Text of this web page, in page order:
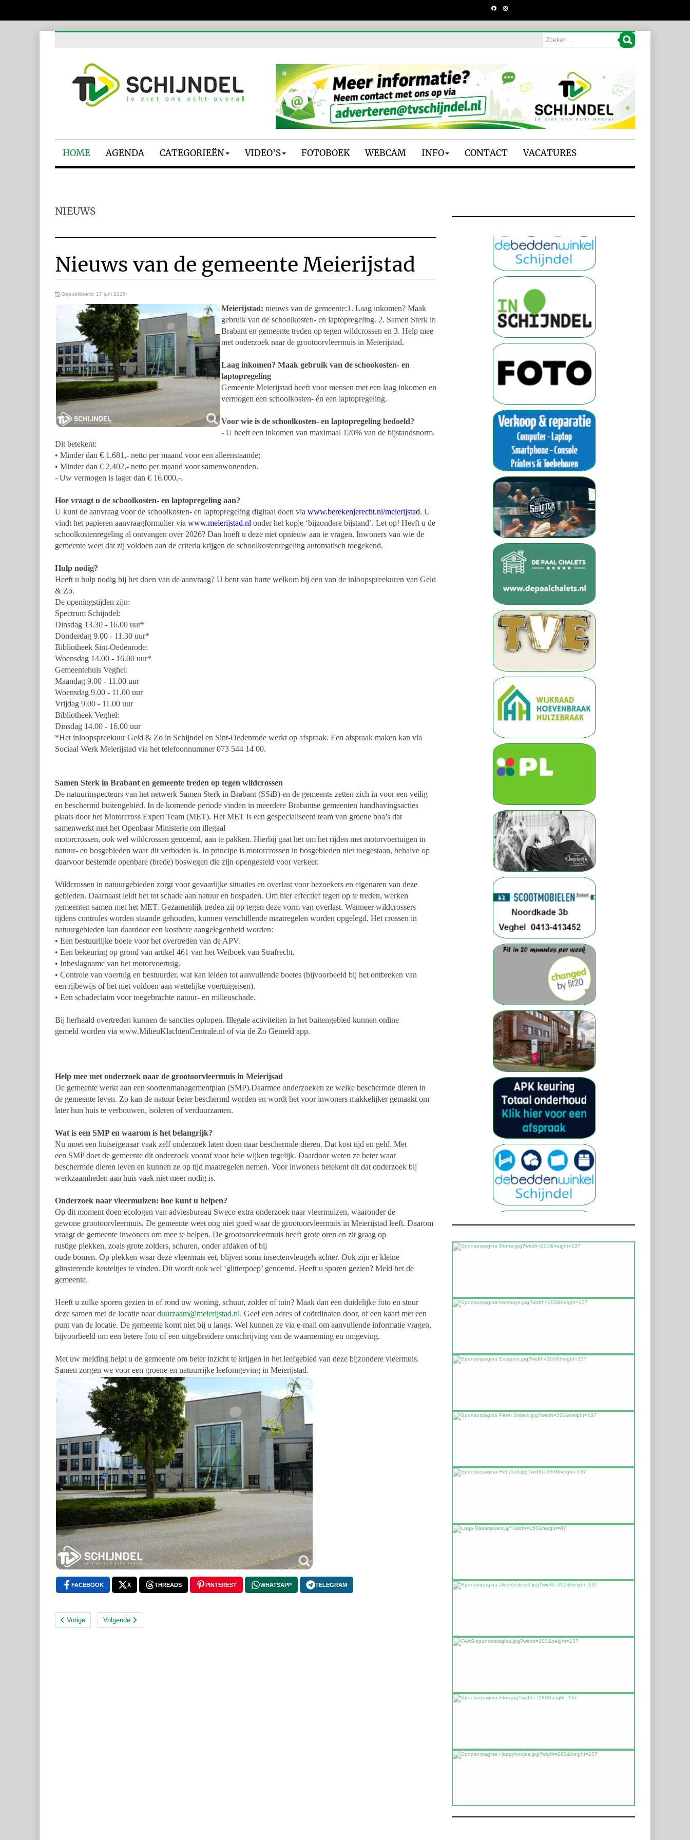
HOME AGENDA CATEGORIEËN VIDEO'S FOTOBOEK WEBCAM INFO CONTACT VACATURES
NIEUWS
Nieuws van de gemeente Meierijstad
Gepubliceerd: 17 juni 2026
Meierijstad: nieuws van de gemeente:1. Laag inkomen? Maak
gebruik van de schoolkosten- en laptopregeling. 2. Samen Sterk in
Brabant en gemeente treden op tegen wildcrossen en 3. Help mee
met onderzoek naar de grootoorvleermuis in Meierijstad.
Laag inkomen? Maak gebruik van de schookosten- en
laptopregeling
Gemeente Meierijstad heeft voor mensen met een laag inkomen en
vermogen een schoolkosten- én een laptopregeling.
Voor wie is de schoolkosten- en laptopregeling bedoeld?
- U heeft een inkomen van maximaal 120% van de bijstandsnorm.
Dit betekent:
• Minder dan € 1.681,- netto per maand voor een alleenstaande;
• Minder dan € 2.402,- netto per maand voor samenwonenden.
- Uw vermogen is lager dan € 16.000,-.
Hoe vraagt u de schoolkosten- en laptopregeling aan?
U kunt de aanvraag voor de schoolkosten- en laptopregeling digitaal doen via www.berekenjerecht.nl/meierijstad. U
vindt het papieren aanvraagformulier via www.meierijstad.nl onder het kopje ‘bijzondere bijstand’. Let op! Heeft u de
schoolkostenregeling al ontvangen over 2026? Dan hoeft u deze niet opnieuw aan te vragen. Inwoners van wie de
gemeente weet dat zij voldoen aan de criteria krijgen de schoolkostenregeling automatisch toegekend.
Hulp nodig?
Heeft u hulp nodig bij het doen van de aanvraag? U bent van harte welkom bij een van de inloopspreekuren van Geld
& Zo.
De openingstijden zijn:
Spectrum Schijndel:
Dinsdag 13.30 - 16.00 uur*
Donderdag 9.00 - 11.30 uur*
Bibliotheek Sint-Oedenrode:
Woensdag 14.00 - 16.00 uur*
Gemeentehuis Veghel:
Maandag 9.00 - 11.00 uur
Woensdag 9.00 - 11.00 uur
Vrijdag 9.00 - 11.00 uur
Bibliotheek Veghel:
Dinsdag 14.00 - 16.00 uur
*Het inloopspreekuur Geld & Zo in Schijndel en Sint-Oedenrode werkt op afspraak. Een afspraak maken kan via
Sociaal Werk Meierijstad via het telefoonnummer 073 544 14 00.
Samen Sterk in Brabant en gemeente treden op tegen wildcrossen
De natuurinspecteurs van het netwerk Samen Sterk in Brabant (SSiB) en de gemeente zetten zich in voor een veilig
en beschermd buitengebied. In de komende periode vinden in meerdere Brabantse gemeenten handhavingsacties
plaats door het Motorcross Expert Team (MET). Het MET is een gespecialiseerd team van groene boa’s dat
samenwerkt met het Openbaar Ministerie om illegaal
motorcrossen, ook wel wildcrossen genoemd, aan te pakken. Hierbij gaat het om het rijden met motorvoertuigen in
natuur- en bosgebieden waar dit verboden is. In principe is motorcrossen in bosgebieden niet toegestaan, behalve op
daarvoor bestemde openbare (brede) boswegen die zijn opengesteld voor verkeer.
Wildcrossen in natuurgebieden zorgt voor gevaarlijke situaties en overlast voor bezoekers en eigenaren van deze
gebieden. Daarnaast leidt het tot schade aan natuur en bospaden. Om hier effectief tegen op te treden, werken
gemeenten samen met het MET. Gezamenlijk treden zij op tegen deze vorm van overlast. Wanneer wildcrossers
tijdens controles worden staande gehouden, kunnen verschillende maatregelen worden opgelegd. Het crossen in
natuurgebieden kan daardoor een kostbare aangelegenheid worden:
• Een bestuurlijke boete voor het overtreden van de APV.
• Een bekeuring op grond van artikel 461 van het Wetboek van Strafrecht.
• Inbeslagname van het motorvoertuig.
• Controle van voertuig en bestuurder, wat kan leiden tot aanvullende boetes (bijvoorbeeld bij het ontbreken van
een rijbewijs of het niet voldoen aan wettelijke voertuigeisen).
• Een schadeclaim voor toegebrachte natuur- en milieuschade.
Bij herhaald overtreden kunnen de sancties oplopen. Illegale activiteiten in het buitengebied kunnen online
gemeld worden via www.MilieuKlachtenCentrale.nl of via de Zo Gemeld app.
Help mee met onderzoek naar de grootoorvleermuis in Meierijsad
De gemeente werkt aan een soortenmanagementplan (SMP).Daarmee onderzoeken ze welke beschermde dieren in
de gemeente leven. Zo kan de natuur beter beschermd worden en wordt het voor inwoners makkelijker gemaakt om
later hun huis te verbouwen, isoleren of verduurzamen.
Wat is een SMP en waarom is het belangrijk?
Nu moet een huiseigenaar vaak zelf onderzoek laten doen naar beschermde dieren. Dat kost tijd en geld. Met
een SMP doet de gemeente dit onderzoek vooraf voor hele wijken tegelijk. Daardoor weten ze beter waar
beschermde dieren leven en kunnen ze op tijd maatregelen nemen. Voor inwoners betekent dit dat onderzoek bij
werkzaamheden aan huis vaak niet meer nodig is.
Onderzoek naar vleermuizen: hoe kunt u helpen?
Op dit moment doen ecologen van adviesbureau Sweco extra onderzoek naar vleermuizen, waaronder de
gewone grootoorvleermuis. De gemeente weet nog niet goed waar de grootoorvleermuis in Meierijstad leeft. Daarom
vraagt de gemeente inwoners om mee te helpen. De grootoorvleermuis heeft grote oren en zit graag op
rustige plekken, zoals grote zolders, schuren, onder afdaken of bij
oude bomen. Op plekken waar deze vleermuis eet, blijven soms insectenvleugels achter. Ook zijn er kleine
glinsterende keuteltjes te vinden. Dit wordt ook wel ‘glitterpoep’ genoemd. Heeft u sporen gezien? Meld het de
gemeente.
Heeft u zulke sporen gezien in of rond uw woning, schuur, zolder of tuin? Maak dan een duidelijke foto en stuur
deze samen met de locatie naarduurzaam@meierijstad.nl. Geef een adres of coördinaten door, of een kaart met een
punt van de locatie. De gemeente komt niet bij u langs. Wel kunnen ze via e-mail om aanvullende informatie vragen,
bijvoorbeeld om een betere foto of een uitgebreidere omschrijving van de waarneming en omgeving.
Met uw melding helpt u de gemeente om beter inzicht te krijgen in het leefgebied van deze bijzondere vleermuis.
Samen zorgen we voor een groene en natuurrijke leefomgeving in Meierijstad.
FACEBOOK X THREADS PINTEREST WHATSAPP TELEGRAM
Vorige Volgende